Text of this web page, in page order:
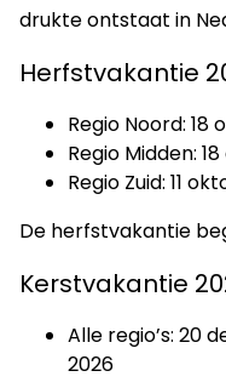
drukte ontstaat in
Herfstvakantie
Regio Noord:
Regio Midden:
Regio Zuid: 11
De herfstvakantie
Kerstvakantie
Alle regio’s: 20
2026